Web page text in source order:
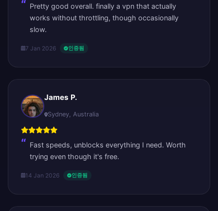
Pretty good overall. finally a vpn that actually
works without throttling, though occasionally
slow.
7 Jan 2026 인증됨
James P.
Sydney, Australia
Fast speeds, unblocks everything I need. Worth
trying even though it's free.
14 Jan 2026 인증됨